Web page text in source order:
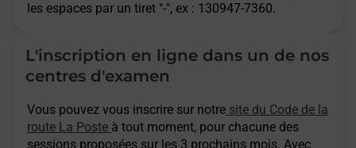
les espaces par un tiret "-", ex : 130947-7360.
L'inscription en ligne dans un de nos
centres d'examen
Vous pouvez vous inscrire sur notre site du Code de la
route La Poste à tout moment, pour chacune des
sessions proposées sur les 3 prochains mois. Avec